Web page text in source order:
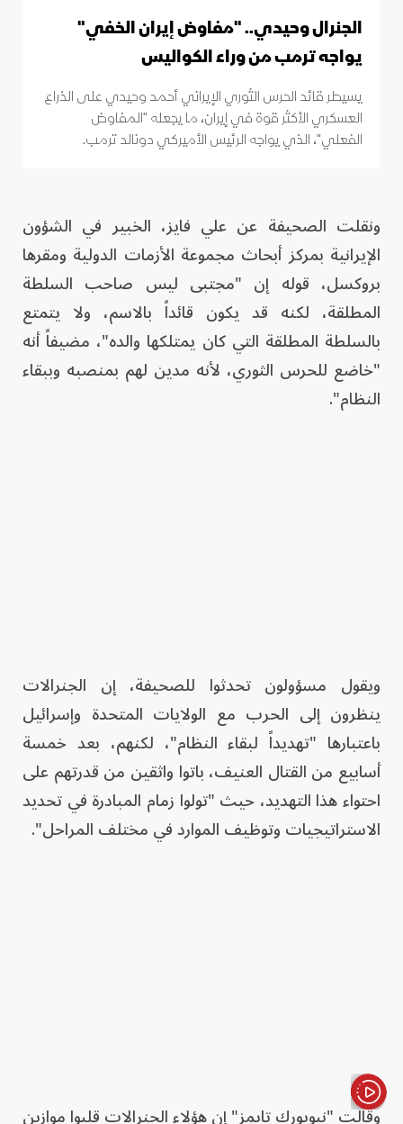
الجنرال وحيدي.. "مفاوض إيران الخفي"
يواجه ترمب من وراء الكواليس
يسيطر قائد الحرس الثوري الإيراني أحمد وحيدي على الذراع
العسكري الأكثر قوة في إيران، ما يجعله "المفاوض
الفعلي"، الذي يواجه الرئيس الأميركي دونالد ترمب.
ونقلت الصحيفة عن علي فايز، الخبير في الشؤون
الإيرانية بمركز أبحاث مجموعة الأزمات الدولية ومقرها
بروكسل، قوله إن "مجتبى ليس صاحب السلطة
المطلقة، لكنه قد يكون قائداً بالاسم، ولا يتمتع
بالسلطة المطلقة التي كان يمتلكها والده"، مضيفاً أنه
"خاضع للحرس الثوري، لأنه مدين لهم بمنصبه وببقاء
النظام".
ويقول مسؤولون تحدثوا للصحيفة، إن الجنرالات
ينظرون إلى الحرب مع الولايات المتحدة وإسرائيل
باعتبارها "تهديداً لبقاء النظام"، لكنهم، بعد خمسة
أسابيع من القتال العنيف، باتوا واثقين من قدرتهم على
احتواء هذا التهديد، حيث "تولوا زمام المبادرة في تحديد
الاستراتيجيات وتوظيف الموارد في مختلف المراحل".
وقالت "نيويورك تايمز" إن هؤلاء الجنرالات قلبوا موازين